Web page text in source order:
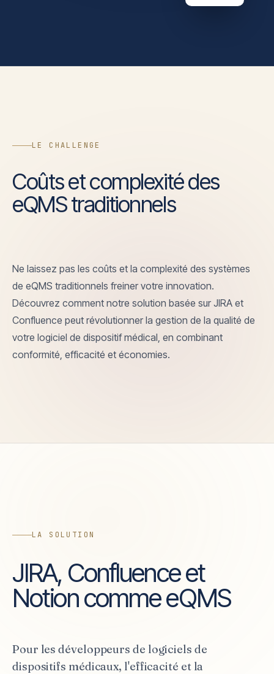
LE CHALLENGE
Coûts et complexité des
eQMS traditionnels
Ne laissez pas les coûts et la complexité des systèmes
de eQMS traditionnels freiner votre innovation.
Découvrez comment notre solution basée sur JIRA et
Confluence peut révolutionner la gestion de la qualité de
votre logiciel de dispositif médical, en combinant
conformité, efficacité et économies.
LA SOLUTION
JIRA, Confluence et
Notion comme eQMS
Pour les développeurs de logiciels de
dispositifs médicaux, l'efficacité et la